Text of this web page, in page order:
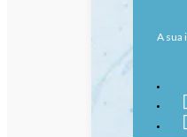
A sua